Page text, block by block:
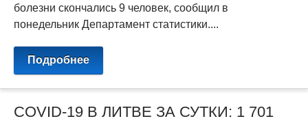
болезни скончались 9 человек, сообщил в
понедельник Департамент статистики....
Подробнее
COVID-19 В ЛИТВЕ ЗА СУТКИ: 1 701